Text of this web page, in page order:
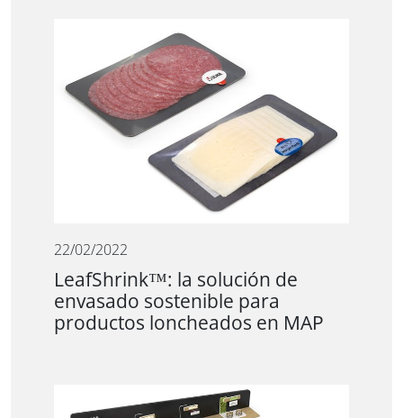
22/02/2022
LeafShrink™: la solución de
envasado sostenible para
productos loncheados en MAP